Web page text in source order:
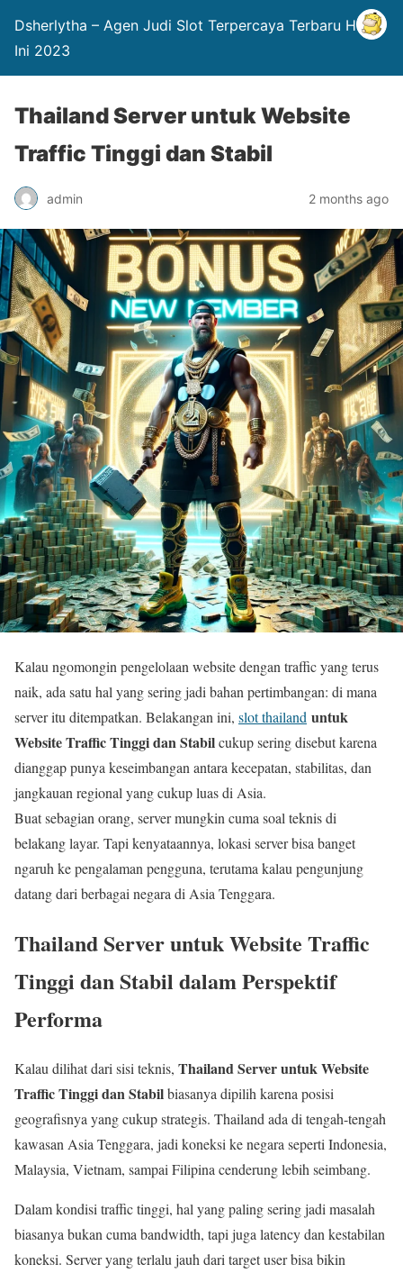
Dsherlytha – Agen Judi Slot Terpercaya Terbaru Hari
Ini 2023
Thailand Server untuk Website
Traffic Tinggi dan Stabil
admin 2 months ago
Kalau ngomongin pengelolaan website dengan traffic yang terus
naik, ada satu hal yang sering jadi bahan pertimbangan: di mana
server itu ditempatkan. Belakangan ini, slot thailand untuk
Website Traffic Tinggi dan Stabilcukup sering disebut karena
dianggap punya keseimbangan antara kecepatan, stabilitas, dan
jangkauan regional yang cukup luas di Asia.
Buat sebagian orang, server mungkin cuma soal teknis di
belakang layar. Tapi kenyataannya, lokasi server bisa banget
ngaruh ke pengalaman pengguna, terutama kalau pengunjung
datang dari berbagai negara di Asia Tenggara.
Thailand Server untuk Website Traffic
Tinggi dan Stabil dalam Perspektif
Performa
Kalau dilihat dari sisi teknis, Thailand Server untuk Website
Traffic Tinggi dan Stabilbiasanya dipilih karena posisi
geografisnya yang cukup strategis. Thailand ada di tengah-tengah
kawasan Asia Tenggara, jadi koneksi ke negara seperti Indonesia,
Malaysia, Vietnam, sampai Filipina cenderung lebih seimbang.
Dalam kondisi traffic tinggi, hal yang paling sering jadi masalah
biasanya bukan cuma bandwidth, tapi juga latency dan kestabilan
koneksi. Server yang terlalu jauh dari target user bisa bikin